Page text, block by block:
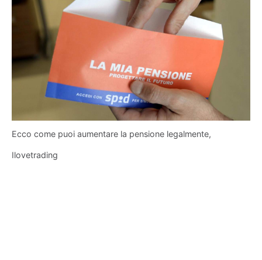
Ecco come puoi aumentare la pensione legalmente,
Ilovetrading